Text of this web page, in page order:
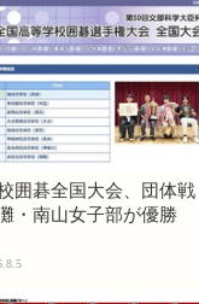
囲碁全国大会、団体戦
・南山女子部が優勝